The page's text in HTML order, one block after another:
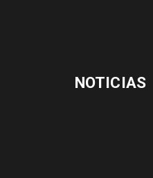
NOTICIAS